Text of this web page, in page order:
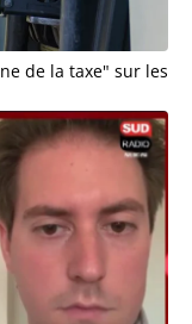
de la taxe" sur les